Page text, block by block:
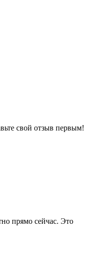
свой отзыв первым!
прямо сейчас. Это